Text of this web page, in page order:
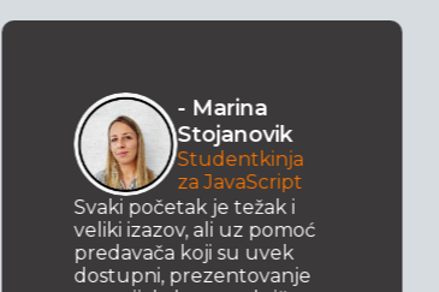
- Marina
Stojanovik
Studentkinja
za JavaScript
Svaki početak je težak i
veliki izazov, ali uz pomoć
predavača koji su uvek
dostupni, prezentovanje